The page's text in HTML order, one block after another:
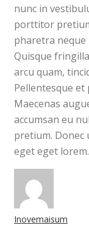
nunc in
porttitor
pharetra neque
Quisque
arcu quam,
Pellentesque
Maecenas
accumsan eu
pretium.
eget eget lorem.
Inovemaisum